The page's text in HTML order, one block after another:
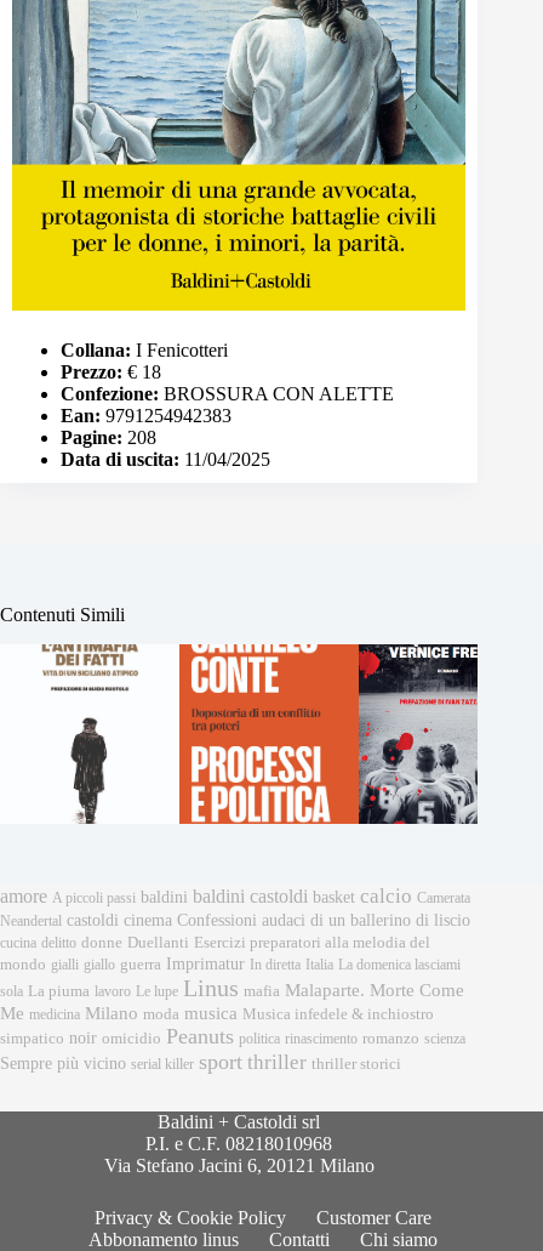
Collana: I Fenicotteri
Prezzo: € 18
Confezione: BROSSURA CON ALETTE
Ean: 9791254942383
Pagine: 208
Data di uscita: 11/04/2025
Contenuti Simili
amore A piccoli passi baldini baldini castoldi basket calcio Camerata
Neandertal castoldi cinema Confessioni audaci di un ballerino di liscio
cucina delitto donne Duellanti Esercizi preparatori alla melodia del
mondo gialli giallo guerra Imprimatur In diretta Italia La domenica lasciami
sola La piuma lavoro Le lupe Linus mafia Malaparte. Morte Come
Me medicina Milano moda musica Musica infedele & inchiostro
simpatico noir omicidio Peanuts politica rinascimento romanzo scienza
Sempre più vicino serial killer sport thriller thriller storici
Baldini + Castoldi srl
P.I. e C.F. 08218010968
Via Stefano Jacini 6, 20121 Milano
Privacy & Cookie Policy
Customer Care
Abbonamento linus
Contatti Chi siamo